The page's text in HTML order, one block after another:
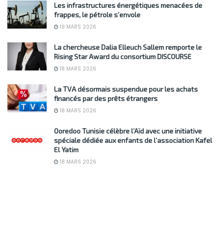
Les infrastructures énergétiques menacées de
frappes, le pétrole s’envole
19 MARS 2026
La chercheuse Dalia Elleuch Sallem remporte le
Rising Star Award du consortium DISCOURSE
18 MARS 2026
La TVA désormais suspendue pour les achats
financés par des prêts étrangers
18 MARS 2026
Ooredoo Tunisie célèbre l’Aïd avec une initiative
spéciale dédiée aux enfants de l’association Kafel
El Yatim
18 MARS 2026